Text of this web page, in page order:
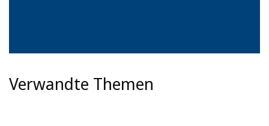
Verwandte Themen